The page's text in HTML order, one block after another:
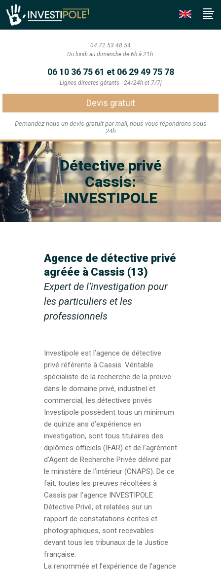
04 72 53 48 54
Du lundi au dimanche de 6h à 21h.
06 10 36 75 61 et 06 29 49 75 78
Lignes directes gérants - 24/24h et 7/7j
Devis gratuit
Demandez-nous un devis gratuit par mail, nous vous répondrons sous
24h
Détective privé
Cassis:
INVESTIPOLE
Agence de détective privé
agréée à Cassis (13)
Expert de l’investigation pour
les particuliers et les
professionnels
Investipole est l’agence de détective
privé référente à Cassis. Véritable
spécialiste de la recherche de la preuve
dans le domaine privé, industriel et
commercial, les détectives privés
Investipole possèdent tous un minimum
de quinze ans d’expérience en
investigation, sont tous titulaires des
diplômes officiels (IFAR) et de l’agrément
d’Agent de Recherche Privée délivré par
le ministère de l’intérieur (CNAPS). De ce
fait, toutes les preuves récoltées à
Cassis par l’agence INVESTIPOLE
Détective Privé, et relatées sur un
rapport de constatations écrites et
photographiques, sont recevables
devant tous les tribunaux de la Justice
française.
La renommée et l’expérience de l’agence